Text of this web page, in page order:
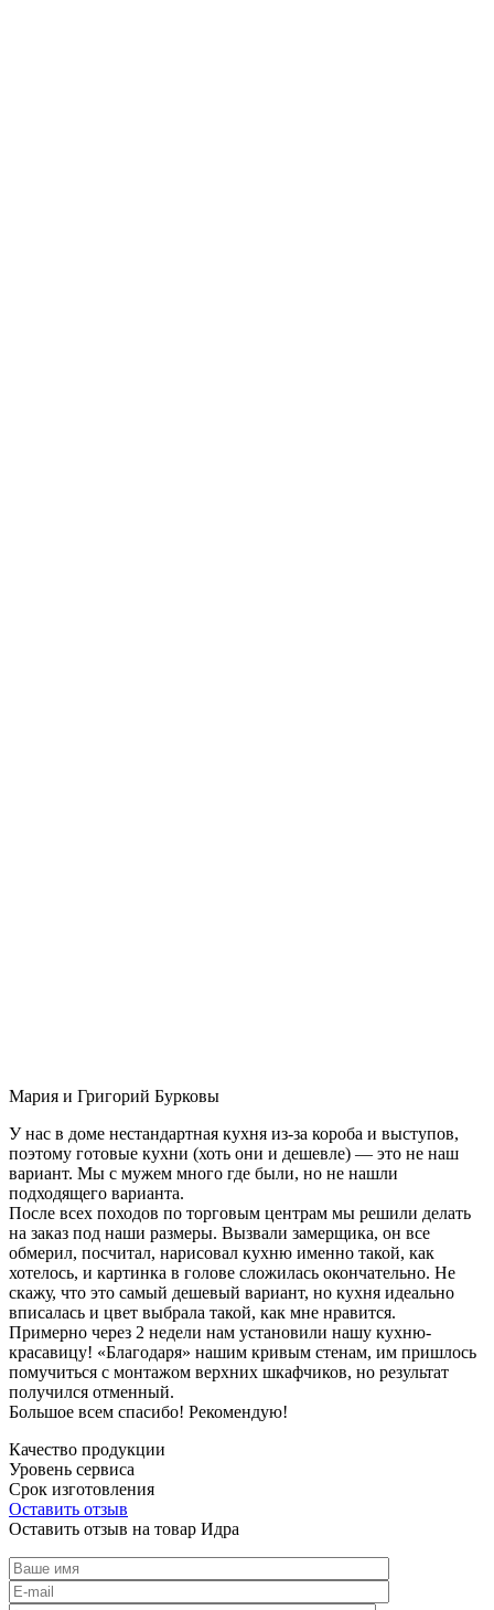
Мария и Григорий Бурковы
У нас в доме нестандартная кухня из-за короба и выступов,
поэтому готовые кухни (хоть они и дешевле) — это не наш
вариант. Мы с мужем много где были, но не нашли
подходящего варианта.
После всех походов по торговым центрам мы решили делать
на заказ под наши размеры. Вызвали замерщика, он все
обмерил, посчитал, нарисовал кухню именно такой, как
хотелось, и картинка в голове сложилась окончательно. Не
скажу, что это самый дешевый вариант, но кухня идеально
вписалась и цвет выбрала такой, как мне нравится.
Примерно через 2 недели нам установили нашу кухню-
красавицу! «Благодаря» нашим кривым стенам, им пришлось
помучиться с монтажом верхних шкафчиков, но результат
получился отменный.
Большое всем спасибо! Рекомендую!
Качество продукции
Уровень сервиса
Срок изготовления
Оставить отзыв
Оставить отзыв на товар Идра